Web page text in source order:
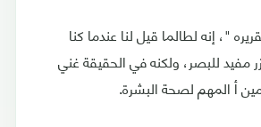
"، إنه لطالما قيل لنا عندما كنا
مفيد للبصر، ولكنه في الحقيقة غني
أ المهم لصحة البشرة.